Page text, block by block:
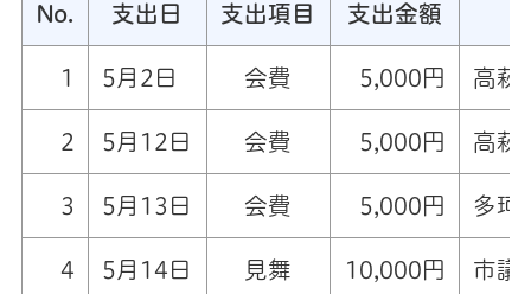
No. 支出日 支出項目 支出金額
1 5月2日 会費 5,000円 高萩
2 5月12日 会費 5,000円 高萩
3 5月13日 会費 5,000円 多珂
4 5月14日 見舞 10,000円 市議